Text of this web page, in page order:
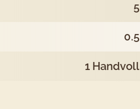
5
0.5
1 Handvoll